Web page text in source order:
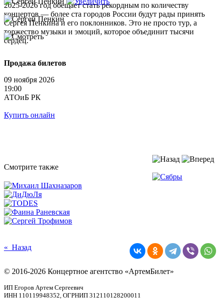
2025-2026 год обещает стать рекордным по количеству
концертов — более ста городов России будут рады принять
Сергея Пенкина и его поклонников. Это не просто тур, а
торжество музыки и эмоций, которое объединит тысячи
сердец.
Продажа билетов
09 ноября 2026
19:00
АТОиБ РК
Купить онлайн
Смотрите также
« Назад
© 2016-2026 Концертное агентство «АртемБилет»
ИП Егоров Артем Сергеевич
ИНН 110119948352, ОГРНИП 312110128200011